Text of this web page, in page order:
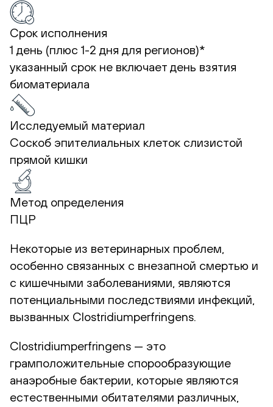
Срок исполнения
1 день (плюс 1-2 дня для регионов)*
указанный срок не включает день взятия
биоматериала
Исследуемый материал
Соскоб эпителиальных клеток слизистой
прямой кишки
Метод определения
ПЦР
Некоторые из ветеринарных проблем,
особенно связанных с внезапной смертью и
с кишечными заболеваниями, являются
потенциальными последствиями инфекций,
вызванных Clostridiumperfringens.
Clostridiumperfringens — это
грамположительные спорообразующие
анаэробные бактерии, которые являются
естественными обитателями различных,